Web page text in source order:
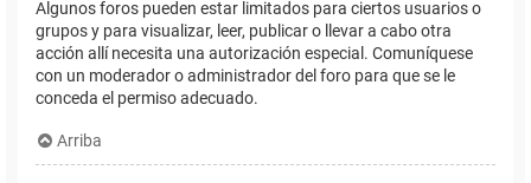
Algunos foros pueden estar limitados para ciertos usuarios o
grupos y para visualizar, leer, publicar o llevar a cabo otra
acción allí necesita una autorización especial. Comuníquese
con un moderador o administrador del foro para que se le
conceda el permiso adecuado.
Arriba